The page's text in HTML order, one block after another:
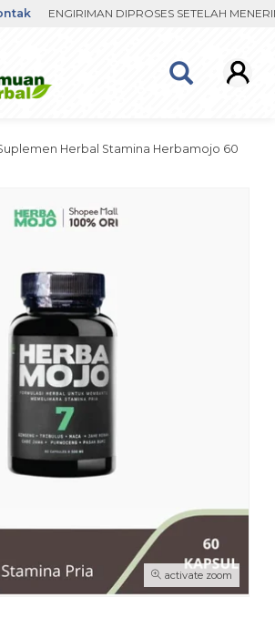
PENGIRIMAN DIPROSES SETELAH
Herbal Stamina Herbamojo 60
activate zoom